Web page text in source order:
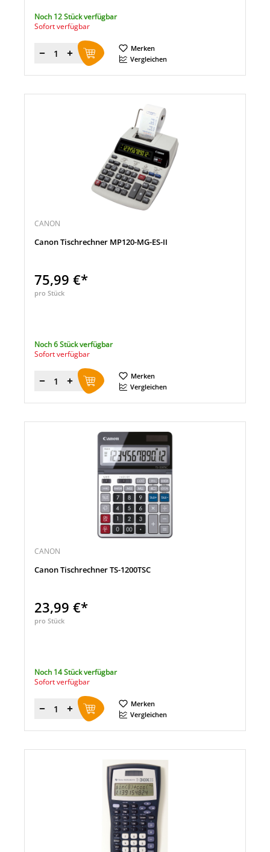
Noch 12 Stück verfügbar
Sofort verfügbar
Menge
Merken
Vergleichen
CANON
Canon Tischrechner MP120-MG-ES-II
75,99 €*
pro Stück
Noch 6 Stück verfügbar
Sofort verfügbar
Menge
Merken
Vergleichen
CANON
Canon Tischrechner TS-1200TSC
23,99 €*
pro Stück
Noch 14 Stück verfügbar
Sofort verfügbar
Menge
Merken
Vergleichen